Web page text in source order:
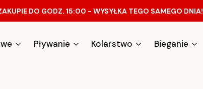
DO GODZ. 15:00 - WYSYŁKA TEGO SAMEGO DNIA!
Pływanie Kolarstwo Bieganie